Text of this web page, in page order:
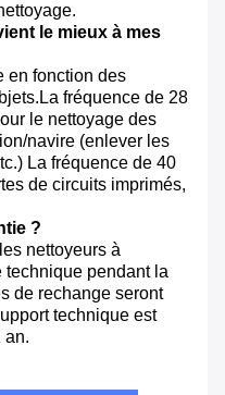
le mieux à mes
en fonction des
fréquence de 28
le nettoyage des
navire (enlever les
La fréquence de 40
de circuits imprimés,
?
nettoyeurs à
technique pendant la
de rechange seront
technique est
an.